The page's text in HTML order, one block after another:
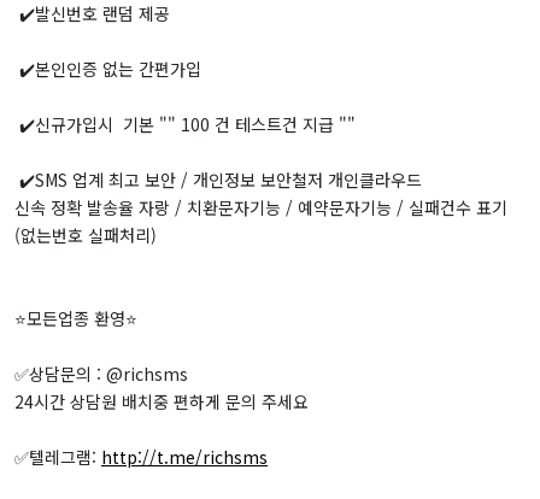
✔️발신번호 랜덤 제공
✔️본인인증 없는 간편가입
✔️신규가입시 기본 "" 100 건 테스트건 지급 ""
✔️SMS 업계 최고 보안 / 개인정보 보안철저 개인클라우드
신속 정확 발송율 자랑 / 치환문자기능 / 예약문자기능 / 실패건수 표기
(없는번호 실패처리)
⭐️모든업종 환영⭐️
✅상담문의 : @richsms
24시간 상담원 배치중 편하게 문의 주세요
✅텔레그램: http://t.me/richsms